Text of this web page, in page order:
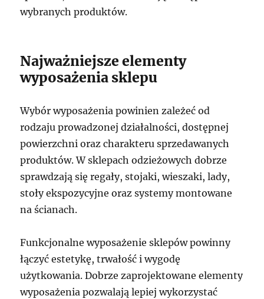
wybranych produktów.
Najważniejsze elementy
wyposażenia sklepu
Wybór wyposażenia powinien zależeć od
rodzaju prowadzonej działalności, dostępnej
powierzchni oraz charakteru sprzedawanych
produktów. W sklepach odzieżowych dobrze
sprawdzają się regały, stojaki, wieszaki, lady,
stoły ekspozycyjne oraz systemy montowane
na ścianach.
Funkcjonalne wyposażenie sklepów powinny
łączyć estetykę, trwałość i wygodę
użytkowania. Dobrze zaprojektowane elementy
wyposażenia pozwalają lepiej wykorzystać